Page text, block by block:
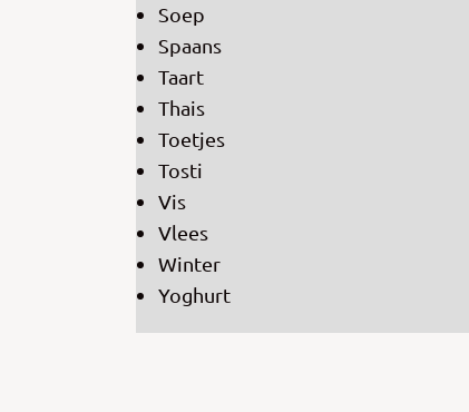
Soep
Spaans
Taart
Thais
Toetjes
Tosti
Vis
Vlees
Winter
Yoghurt